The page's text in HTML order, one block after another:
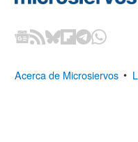
Acerca de Microsiervos •